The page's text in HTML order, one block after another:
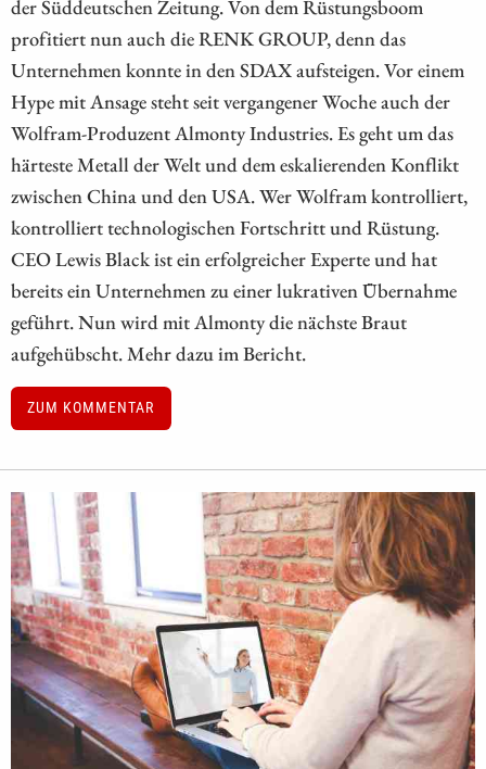
der Süddeutschen Zeitung. Von dem Rüstungsboom
profitiert nun auch die RENK GROUP, denn das
Unternehmen konnte in den SDAX aufsteigen. Vor einem
Hype mit Ansage steht seit vergangener Woche auch der
Wolfram-Produzent Almonty Industries. Es geht um das
härteste Metall der Welt und dem eskalierenden Konflikt
zwischen China und den USA. Wer Wolfram kontrolliert,
kontrolliert technologischen Fortschritt und Rüstung.
CEO Lewis Black ist ein erfolgreicher Experte und hat
bereits ein Unternehmen zu einer lukrativen Übernahme
geführt. Nun wird mit Almonty die nächste Braut
aufgehübscht. Mehr dazu im Bericht.
ZUM KOMMENTAR